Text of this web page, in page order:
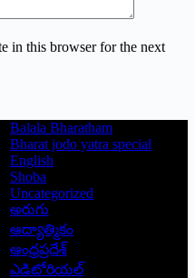
in this browser for the next
Balala Bharatham
Bharat jodo yatra special
English
Shoba
Uncategorized
అరుగు
ఆద్యాత్మికం
ఆంధ్రప్రదేశ్
ఎడిటోరియల్